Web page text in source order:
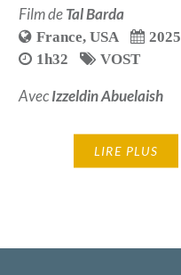
Film deTal Barda
France ,USA
2025
1h32
VOST
AvecIzzeldin Abuelaish
LIRE PLUS